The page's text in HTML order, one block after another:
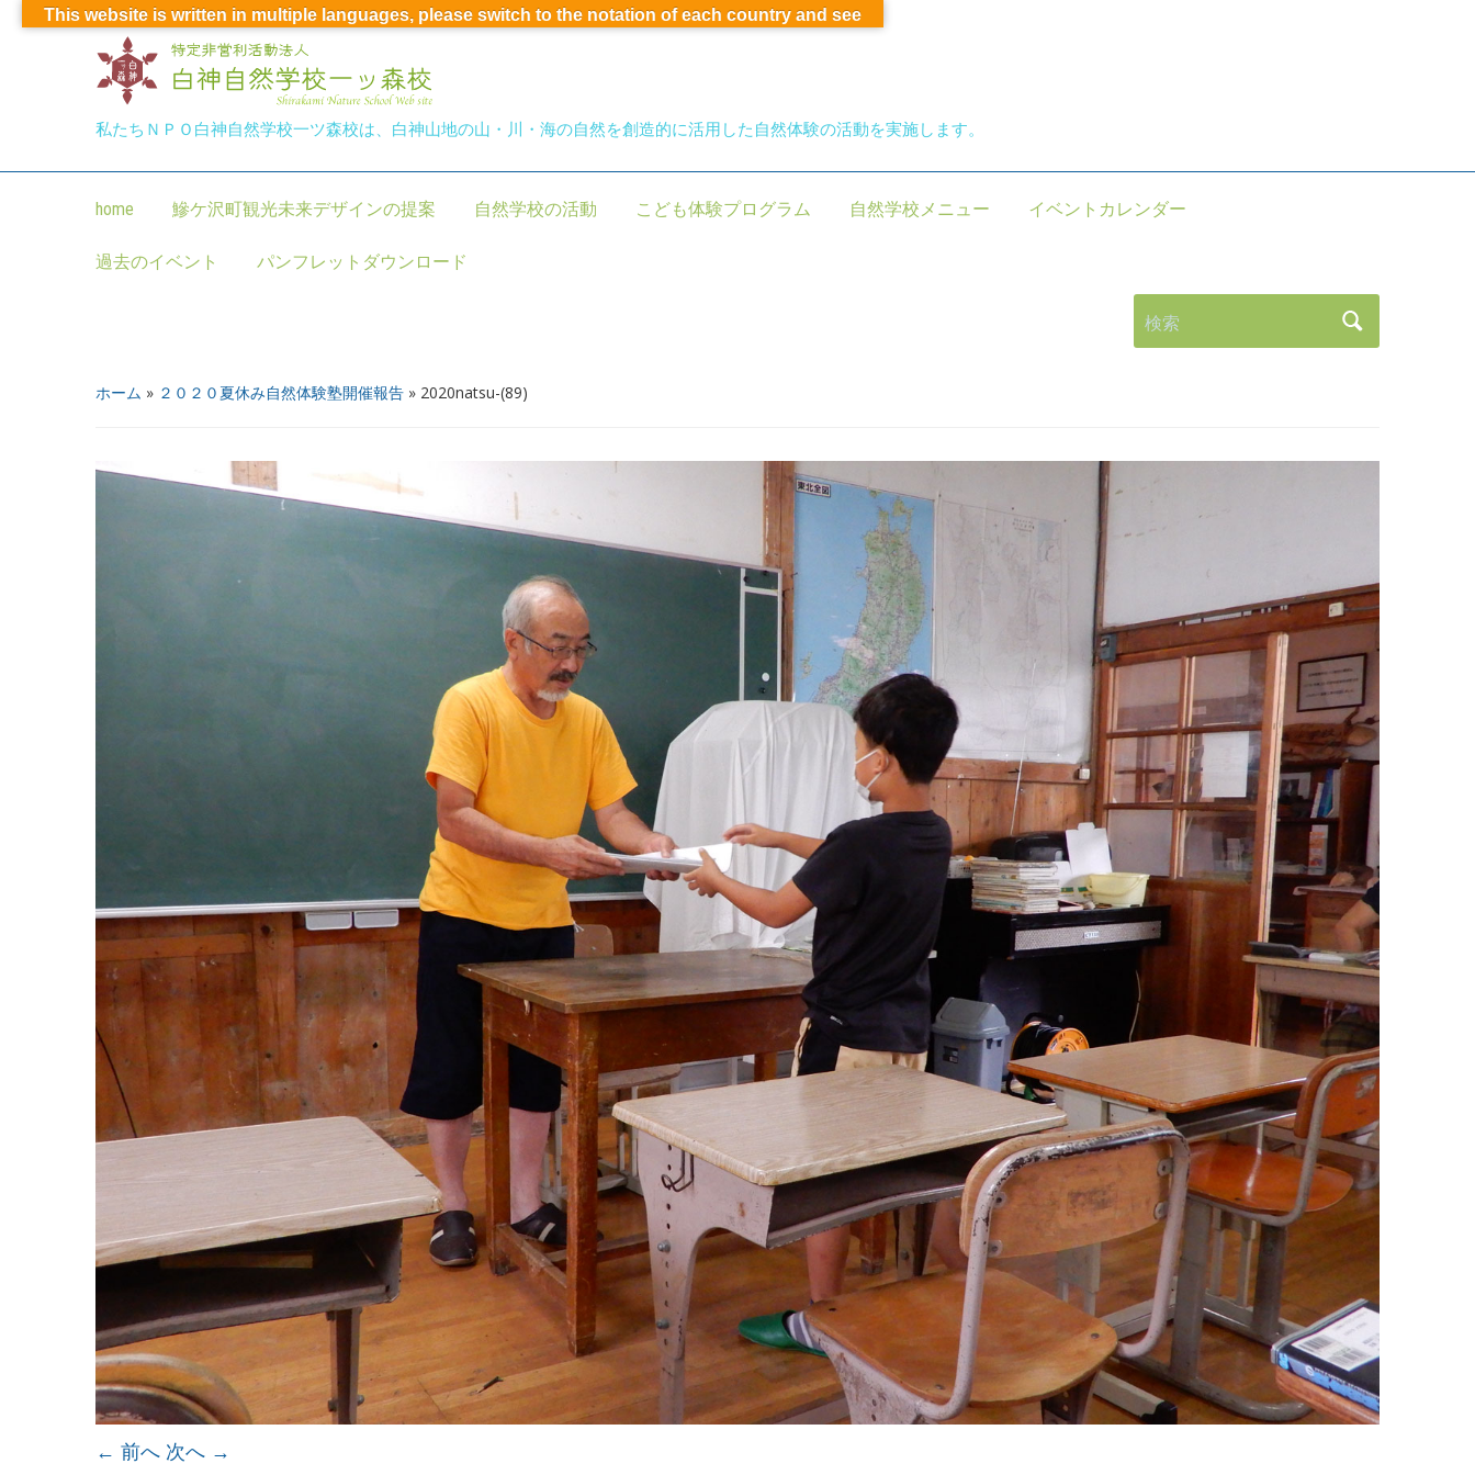
私たちＮＰＯ白神自然学校一ツ森校は、白神山地の山・川・海の自然を創造的に活用した自然体験の活動を実施します。
home 鰺ケ沢町観光未来デザインの提案 自然学校の活動 こども体験プログラム 自然学校メニュー イベントカレンダー
過去のイベント パンフレットダウンロード
検索
ホーム » ２０２０夏休み自然体験塾開催報告 » 2020natsu-(89)
← 前へ 次へ →
This website is written in multiple languages, please switch to the notation of each country and see